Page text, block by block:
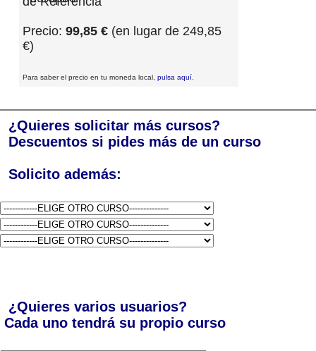
Precio: 99,85 € (en lugar de 249,85
€)
Para saber el precio en tu moneda local, pulsa aquí.
¿Quieres solicitar más cursos?
Descuentos si pides más de un curso
Solicito además:
¿Quieres varios usuarios?
Cada uno tendrá su propio curso